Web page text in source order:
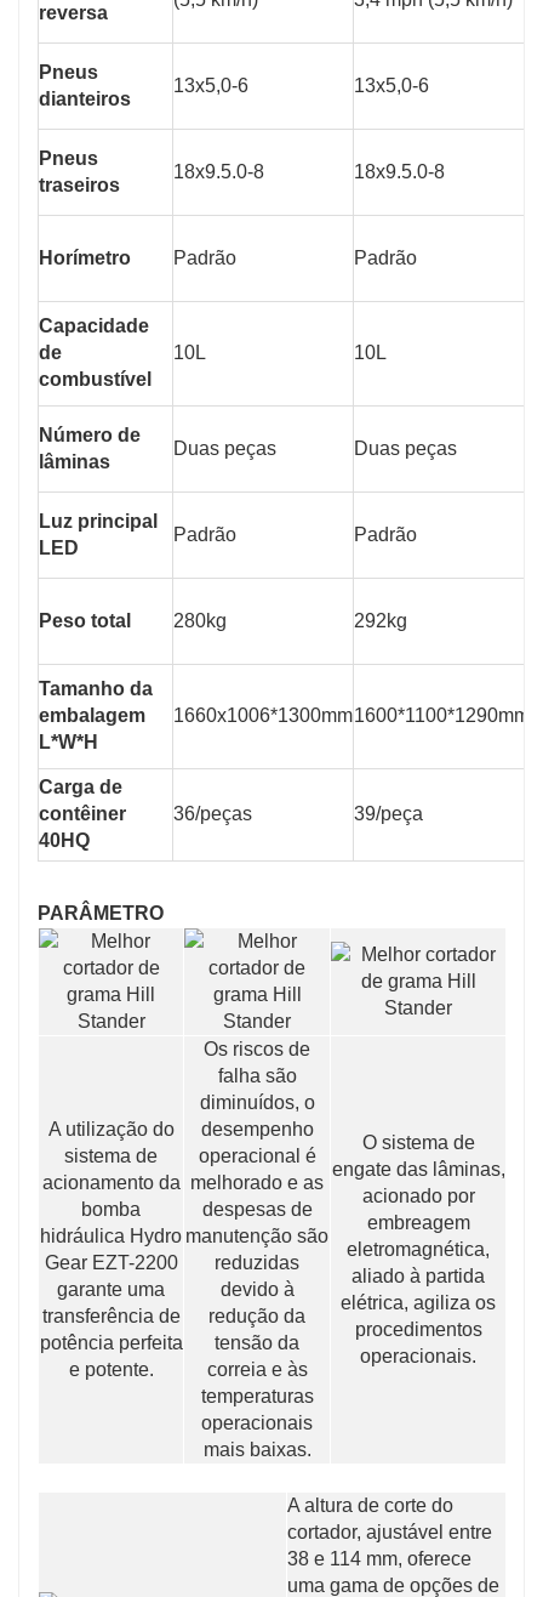
reversa
Pneus
dianteiros
13x5,0-6 13x5,0-6
Pneus
traseiros
18x9.5.0-8 18x9.5.0-8
Horímetro Padrão Padrão
Capacidade
de
combustível
10L 10L
Número de
lâminas
Duas peças Duas peças
Luz principal
LED
Padrão Padrão
Peso total 280kg 292kg
Tamanho da
embalagem
L*W*H
1660x1006*1300mm1600*1100*1290mm
Carga de
contêiner
40HQ
36/peças 39/peça
PARÂMETRO
A utilização do
sistema de
acionamento da
bomba
hidráulica Hydro
Gear EZT-2200
garante uma
transferência de
potência perfeita
e potente.
Os riscos de
falha são
diminuídos, o
desempenho
operacional é
melhorado e as
despesas de
manutenção são
reduzidas
devido à
redução da
tensão da
correia e às
temperaturas
operacionais
mais baixas.
O sistema de
engate das lâminas,
acionado por
embreagem
eletromagnética,
aliado à partida
elétrica, agiliza os
procedimentos
operacionais.
A altura de corte do
cortador, ajustável entre
38 e 114 mm, oferece
uma gama de opções de